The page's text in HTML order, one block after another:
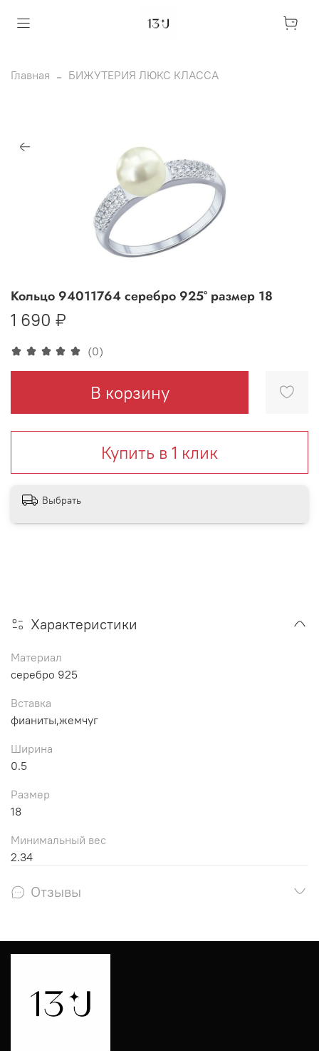
Главная БИЖУТЕРИЯ ЛЮКС КЛАССА
(0)
Кольцо 94011764 серебро 925° размер 18
1 690 ₽
В корзину
Купить в 1 клик
Выбрать
Характеристики
Материал
серебро 925
Вставка
фианиты,жемчуг
Ширина
0.5
Размер
18
Минимальный вес
2.34
Отзывы